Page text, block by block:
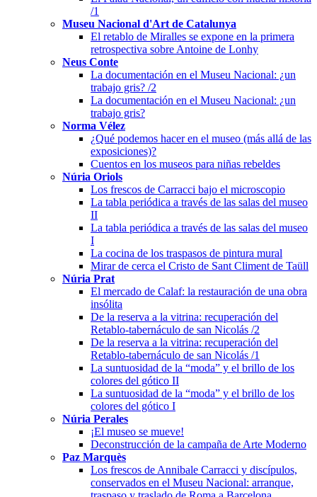
/1
Museu Nacional d'Art de Catalunya
El retablo de Miralles se expone en la primera
retrospectiva sobre Antoine de Lonhy
Neus Conte
La documentación en el Museu Nacional: ¿un
trabajo gris? /2
La documentación en el Museu Nacional: ¿un
trabajo gris?
Norma Vélez
¿Qué podemos hacer en el museo (más allá de las
exposiciones)?
Cuentos en los museos para niñas rebeldes
Núria Oriols
Los frescos de Carracci bajo el microscopio
La tabla periódica a través de las salas del museo
II
La tabla periódica a través de las salas del museo
I
La cocina de los traspasos de pintura mural
Mirar de cerca el Cristo de Sant Climent de Taüll
Núria Prat
El mercado de Calaf: la restauración de una obra
insólita
De la reserva a la vitrina: recuperación del
Retablo-tabernáculo de san Nicolás /2
De la reserva a la vitrina: recuperación del
Retablo-tabernáculo de san Nicolás /1
La suntuosidad de la “moda” y el brillo de los
colores del gótico II
La suntuosidad de la “moda” y el brillo de los
colores del gótico I
Núria Perales
¡El museo se mueve!
Deconstrucción de la campaña de Arte Moderno
Paz Marquès
Los frescos de Annibale Carracci y discípulos,
conservados en el Museu Nacional: arranque,